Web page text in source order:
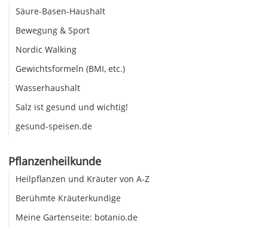
Säure-Basen-Haushalt
Bewegung & Sport
Nordic Walking
Gewichtsformeln (BMI, etc.)
Wasserhaushalt
Salz ist gesund und wichtig!
gesund-speisen.de
Pflanzenheilkunde
Heilpflanzen und Kräuter von A-Z
Berühmte Kräuterkundige
Meine Gartenseite: botanio.de